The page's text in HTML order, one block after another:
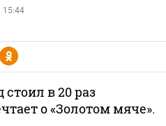
15:44
Y
в 20 раз
о «Золотом мяче».